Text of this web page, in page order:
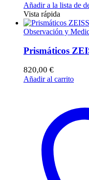
Añadir a la lista de
Vista rápida
Observación y
Prismáticos
820,00 €
Añadir al carrito